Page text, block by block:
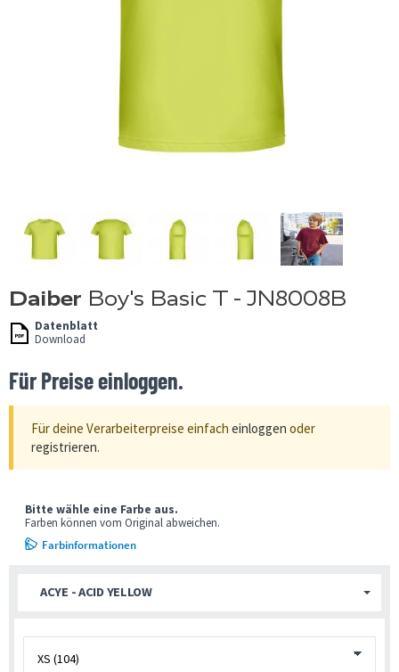
Daiber Boy's Basic T - JN8008B
Datenblatt
Download
Für Preise einloggen.
Für deine Verarbeiterpreise einfach einloggen oder
registrieren.
ACYE - ACID YELLOW
Bitte wähle eine Farbe aus.
Farben können vom Original abweichen.
Farbinformationen